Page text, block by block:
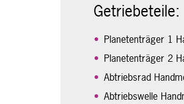
Getriebeteile:
Planetenträger 1
Planetenträger 2
Abtriebsrad
Abtriebswelle